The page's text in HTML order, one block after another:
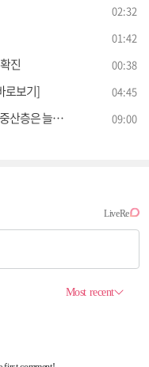
02:32
01:42
진 00:38
로보기] 04:45
정책 바로보기] 09:00